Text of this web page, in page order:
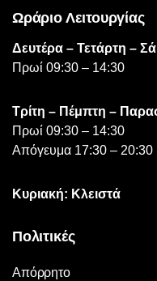
Ωράριο Λειτουργίας
Δευτέρα – Τετάρτη –
Πρωί 09:30 – 14:30
Τρίτη – Πέμπτη –
Πρωί 09:30 – 14:30
Απόγευμα 17:30 – 20:30
Κυριακή: Κλειστά
Πολιτικές
Απόρρητο